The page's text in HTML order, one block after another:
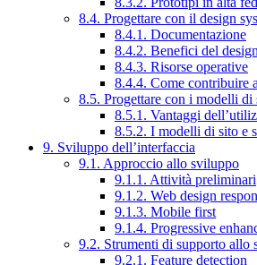
8.4. Progettare con il design
8.4.1. Documentazione
8.4.2. Benefici del
8.4.3. Risorse operative
8.4.4. Come contribuire
8.5. Progettare con i modelli di
8.5.1. Vantaggi
8.5.2. I modelli di sito e
9. Sviluppo dell’interfaccia
9.1. Approccio allo sviluppo
9.1.1. Attività preliminari
9.1.2. Web design
9.1.3. Mobile first
9.1.4. Progressive
9.2. Strumenti di supporto allo
9.2.1. Feature detection